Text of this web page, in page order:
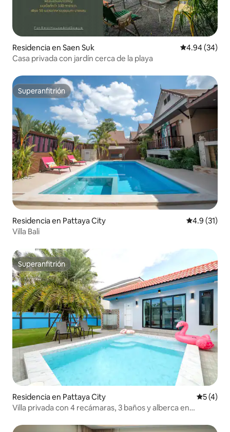
Residencia en Saen Suk Calificación
4.94 (34)
Casa privada con jardín cerca de la playa
Superanfitrión
Superanfitrión
Residencia en Pattaya City Calificación
4.9 (31)
Villa Bali
Superanfitrión
Superanfitrión
Residencia en Pattaya City
5 (4)
Villa privada con 4 recámaras, 3 baños y alberca en